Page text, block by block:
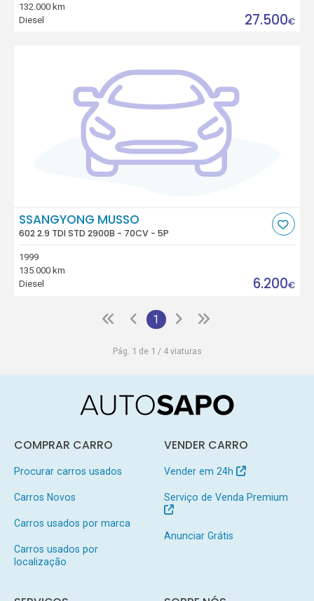
132.000 km
Diesel
27.500€
SSANGYONG MUSSO
602 2.9 TDI STD 2900B - 70CV - 5P
1999
135.000 km
Diesel
6.200€
1
Pág. 1 de 1 / 4 viaturas
COMPRAR CARRO
Procurar carros usados
Carros Novos
Carros usados por marca
Carros usados por
localização
VENDER CARRO
Vender em 24h
Serviço de Venda Premium
Anunciar Grátis